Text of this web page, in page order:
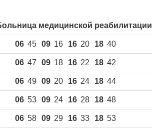
медицинской реабилитации
06 45 09 16 16 20 18 40
06 47 09 18 16 22 18 42
06 49 09 20 16 24 18 44
06 53 09 24 16 28 18 48
06 58 09 29 16 33 18 53